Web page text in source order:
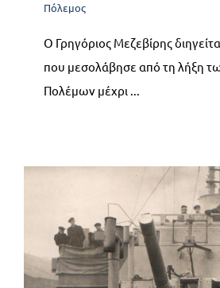
Πόλεμος
Ο Γρηγόριος Μεζεβίρης
που μεσολάβησε από τη λήξη
Πολέμων μέχρι ...
Α4. Ο